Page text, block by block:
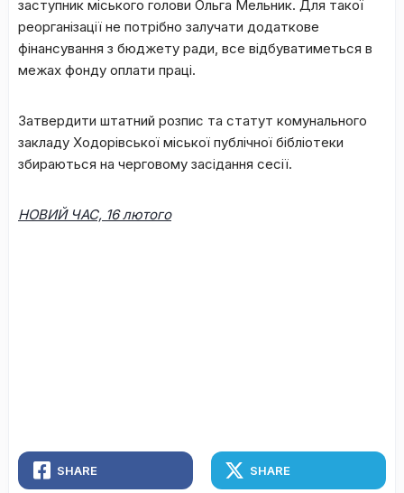
заступник міського голови Ольга Мельник. Для такої
реорганізації не потрібно залучати додаткове
фінансування з бюджету ради, все відбуватиметься в
межах фонду оплати праці.
Затвердити штатний розпис та статут комунального
закладу Ходорівської міської публічної бібліотеки
збираються на черговому засідання сесії.
НОВИЙ ЧАС, 16 лютого
SHARE SHARE